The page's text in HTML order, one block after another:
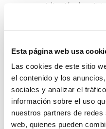
Esta página web usa
Las cookies de este sitio
el contenido y los
sociales y analizar el
información sobre el uso
nuestros partners de
web, quienes pueden
comercialización de
Constantemente
Enviar
Lo siento, debes estar
comentario.